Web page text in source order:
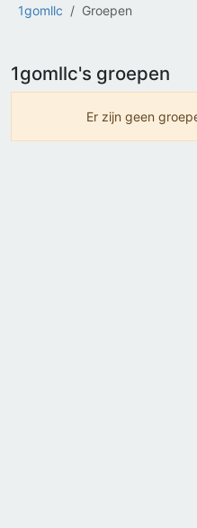
1gomllc Groepen
1gomllc's groepen
Er zijn geen